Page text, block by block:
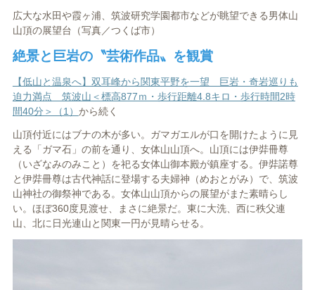
広大な水田や霞ヶ浦、筑波研究学園都市などが眺望できる男体山
山頂の展望台（写真／つくば市）
絶景と巨岩の〝芸術作品〟を観賞
【低山と温泉へ】双耳峰から関東平野を一望 巨岩・奇岩巡りも
迫力満点 筑波山＜標高877ｍ・歩行距離4.8キロ・歩行時間2時
間40分＞（1） から続く
山頂付近にはブナの木が多い。ガマガエルが口を開けたように見
える「ガマ石」の前を通り、女体山山頂へ。山頂には伊弉冊尊
（いざなみのみこと）を祀る女体山御本殿が鎮座する。伊弉諾尊
と伊弉冊尊は古代神話に登場する夫婦神（めおとがみ）で、筑波
山神社の御祭神である。女体山山頂からの展望がまた素晴らし
い。ほぼ360度見渡せ、まさに絶景だ。東に大洗、西に秩父連
山、北に日光連山と関東一円が見晴らせる。